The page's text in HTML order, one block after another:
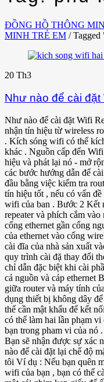
ĐỒNG HỒ THÔNG
MINH TRẺ EM /
20 Th3
Như nào để cài đặt
Như nào để cài đặt Wifi
nhận tín hiệu từ wireless
. Kích sóng wifi có thể
khác . Nguồn cấp đến
hiệu và phát lại nó - mở
các bước hướng dẫn để
đầu bằng việc kiểm tra
tín hiệu tốt , nếu có vấn
wifi của ban . Bước 2 Kết
repeater và phích cắm
cổng ethernet gần cổng
của ethernet vào cổng
cài đĩa của nhà sản xuất
quy trình cài đặ thay đổi
chỉ dẫn đặc biệt khi cài
cả nguồn và cáp ethernet
giữa router và máy tính
dụng thiết bị không dây
thể cần mật khẩu để kết
có thể làm hai lần phạm
bạn trong pham vi của nó
Bạn sẽ nhận được sự
nào để cài đặt lại chế độ
tôi Ví dụ : Nếu bạn quên
wifi của bạn , bạn có thể